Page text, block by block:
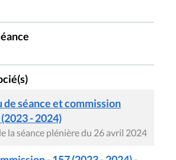
séance et commission
- 2024)
la séance plénière du 26 avril 2024